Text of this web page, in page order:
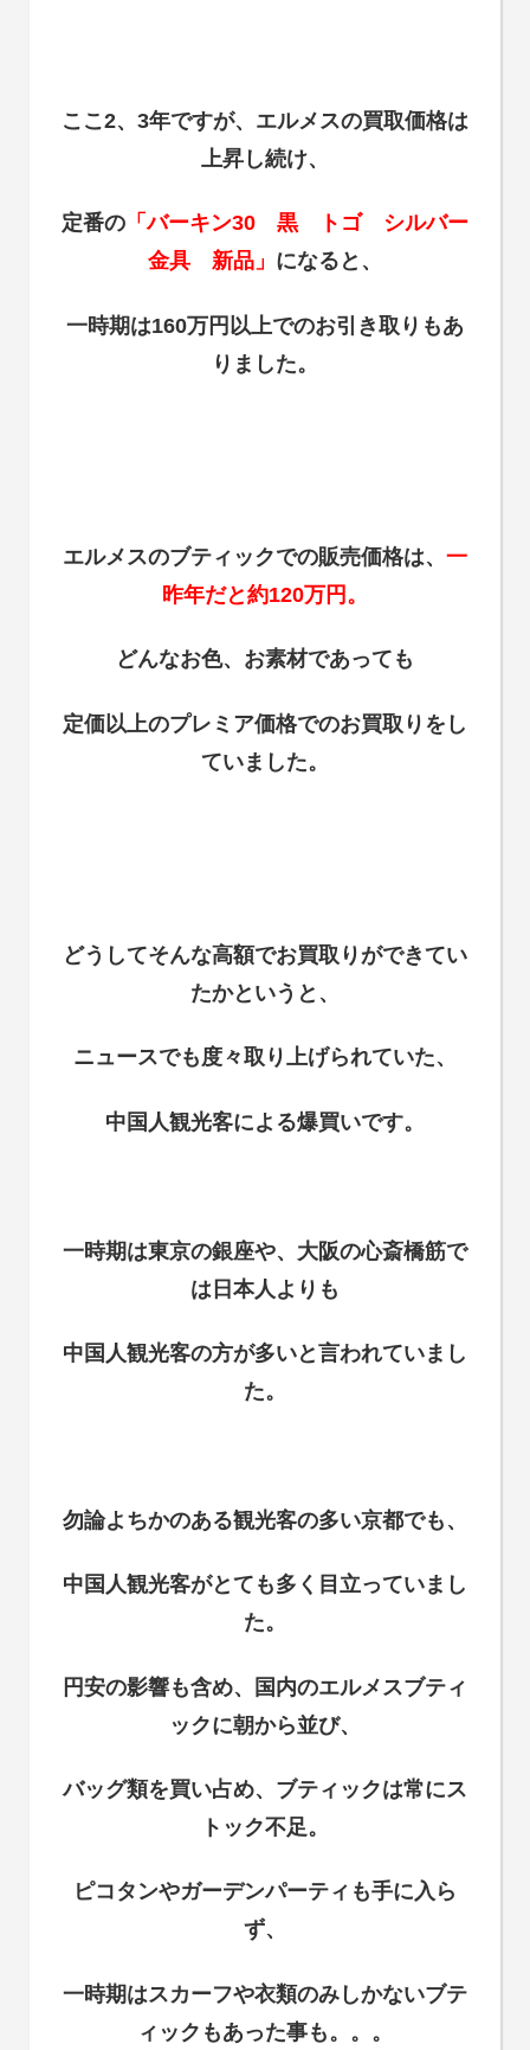
ここ2、3年ですが、エルメスの買取価格は
上昇し続け、
定番の「バーキン30 黒 トゴ シルバー
金具 新品」 になると、
一時期は160万円以上でのお引き取りもあ
りました。
エルメスのブティックでの販売価格は、 一
昨年だと約120万円。
どんなお色、お素材であっても
定価以上のプレミア価格でのお買取りをし
ていました。
どうしてそんな高額でお買取りができてい
たかというと、
ニュースでも度々取り上げられていた、
中国人観光客による爆買いです。
一時期は東京の銀座や、大阪の心斎橋筋で
は日本人よりも
中国人観光客の方が多いと言われていまし
た。
勿論よちかのある観光客の多い京都でも、
中国人観光客がとても多く目立っていまし
た。
円安の影響も含め、国内のエルメスブティ
ックに朝から並び、
バッグ類を買い占め、ブティックは常にス
トック不足。
ピコタンやガーデンパーティも手に入ら
ず、
一時期はスカーフや衣類のみしかないブテ
ィックもあった事も。。。